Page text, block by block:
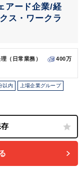
アード企業/経
ス・ワークラ
（日常業務）
400万
以内 上場企業グループ